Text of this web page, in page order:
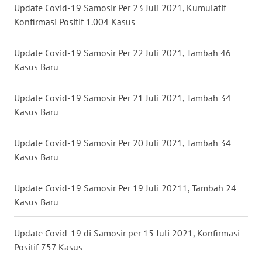
Update Covid-19 Samosir Per 23 Juli 2021, Kumulatif
Konfirmasi Positif 1.004 Kasus
Update Covid-19 Samosir Per 22 Juli 2021, Tambah 46
Kasus Baru
Update Covid-19 Samosir Per 21 Juli 2021, Tambah 34
Kasus Baru
Update Covid-19 Samosir Per 20 Juli 2021, Tambah 34
Kasus Baru
Update Covid-19 Samosir Per 19 Juli 20211, Tambah 24
Kasus Baru
Update Covid-19 di Samosir per 15 Juli 2021, Konfirmasi
Positif 757 Kasus
WN
KALBAR
WN
KALTENG
WN
KALTARA
WN
KALSEL
WN
KALTIM
SULSEL